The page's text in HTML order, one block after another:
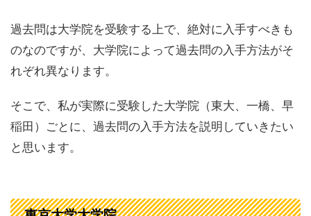
過去問は大学院を受験する上で、絶対に入手すべきも
のなのですが、大学院によって過去問の入手方法がそ
れぞれ異なります。
そこで、私が実際に受験した大学院（東大、一橋、早
稲田）ごとに、過去問の入手方法を説明していきたい
と思います。